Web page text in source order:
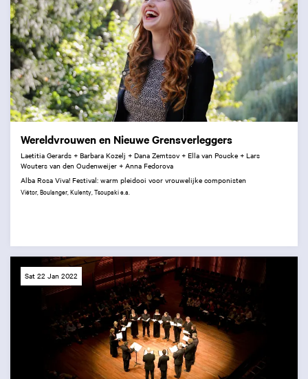
Wereldvrouwen en Nieuwe Grensverleggers
Laetitia Gerards + Barbara Kozelj + Dana Zemtsov + Ella van Poucke + Lars
Wouters van den Oudenweijer + Anna Fedorova
Alba Rosa Viva! Festival: warm pleidooi voor vrouwelijke componisten
Viëtor, Boulanger, Kulenty, Tsoupaki e.a.
Sat 22 Jan 2022